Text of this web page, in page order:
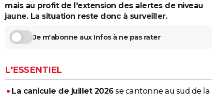
Mobiles
Meilleur smartphone
Internet
Ordinateurs
Jeux vidéo
Guide high-tech
+BRICOLAGE
Guides de France
Escapades
Patrimoine
Expositions
Musées
Week-end nature
Art de vivre
Bien-être
Loisirs
Mode
Modes de vie
+ SANTE
VOYAGE
mais au profit de l'extension des alertes de niveau
jaune. La situation reste donc à surveiller.
Je m'abonne aux Infos à ne pas rater
L'ESSENTIEL
La canicule de juillet 2026 se cantonne au sud de la